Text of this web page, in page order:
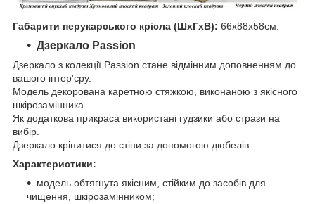
Габарити перукарського крісла (ШхГхВ): 66х88х58см.
Дзеркало Passion
Дзеркало з колекції Passion стане відмінним доповненням до
вашого інтер'єру.
Модель декорована каретною стяжкою, виконаною з якісного
шкірозамінника.
Як додаткова прикраса використані гудзики або стрази на
вибір.
Дзеркало кріпитися до стіни за допомогою дюбелів.
Характеристики:
модель обтягнута якісним, стійким до засобів для
чищення, шкірозамінником;